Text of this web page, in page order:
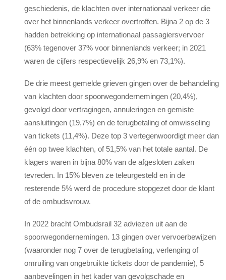
geschiedenis, de klachten over internationaal verkeer die
over het binnenlands verkeer overtroffen. Bijna 2 op de 3
hadden betrekking op internationaal passagiersvervoer
(63% tegenover 37% voor binnenlands verkeer; in 2021
waren de cijfers respectievelijk 26,9% en 73,1%).
De drie meest gemelde grieven gingen over de behandeling
van klachten door spoorwegondernemingen (20,4%),
gevolgd door vertragingen, annuleringen en gemiste
aansluitingen (19,7%) en de terugbetaling of omwisseling
van tickets (11,4%). Deze top 3 vertegenwoordigt meer dan
één op twee klachten, of 51,5% van het totale aantal. De
klagers waren in bijna 80% van de afgesloten zaken
tevreden. In 15% bleven ze teleurgesteld en in de
resterende 5% werd de procedure stopgezet door de klant
of de ombudsvrouw.
In 2022 bracht Ombudsrail 32 adviezen uit aan de
spoorwegondernemingen. 13 gingen over vervoerbewijzen
(waaronder nog 7 over de terugbetaling, verlenging of
omruiling van ongebruikte tickets door de pandemie), 5
aanbevelingen in het kader van gevolgschade en